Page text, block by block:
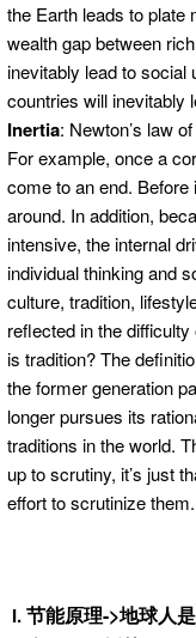
the Earth leads to plate
wealth gap between
inevitably lead to social
countries will inevitably
Inertia: Newton’s law
For example, once a
come to an end.
around. In addition,
intensive, the internal
individual thinking and
culture, tradition,
reflected in the difficulty
is tradition? The
the former generation
longer pursues its
traditions in the world.
up to scrutiny, it’s just
effort to scrutinize them.
I.节能原理->地球人